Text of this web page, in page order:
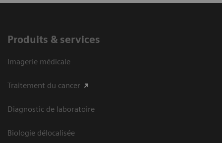
Produits & services
Imagerie médicale
Traitement du cancer
Diagnostic de laboratoire
Biologie délocalisée